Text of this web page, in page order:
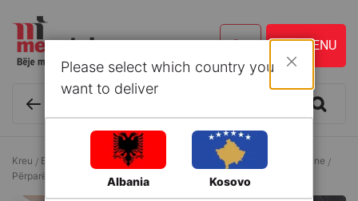
Kreu Enë kuzhine dhe Aksesorë
Aksesorë të domosdoshëm kuzhine
Përparëse dhe Doreza kuzhine
Please select which country you
want to deliver
Albania Kosovo